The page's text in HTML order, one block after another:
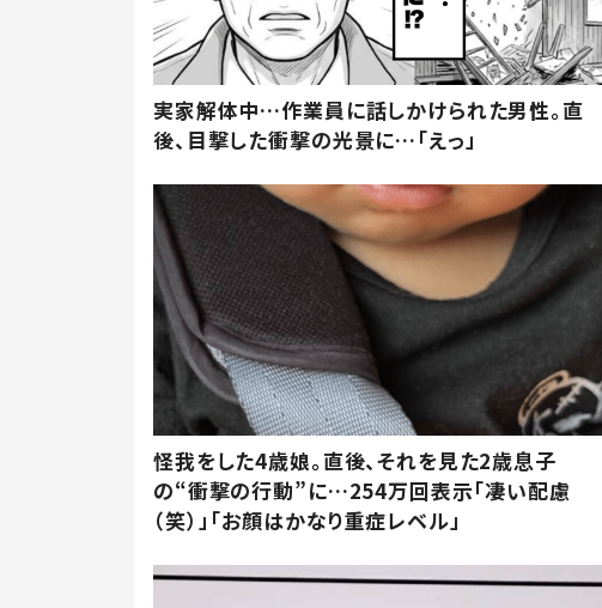
実家解体中…作業員に話しかけられた男性。直
後、目撃した衝撃の光景に…「えっ」
怪我をした4歳娘。直後、それを見た2歳息子
の“衝撃の行動”に…254万回表示「凄い配慮
（笑）」「お顔はかなり重症レベル」